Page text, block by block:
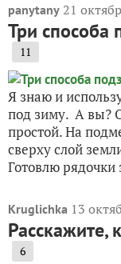
panytany 21
Три способа
11
Я знаю и
под зиму. А вы?
простой. На
сверху слой
Готовлю рядочки
Kruglichka 13
Расскажите,
6